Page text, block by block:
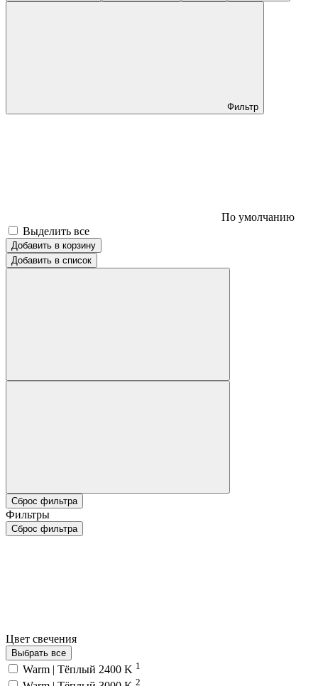
Фильтр
По умолчанию
Выделить все
Добавить в корзину
Добавить в список
Сброс фильтра
Фильтры
Сброс фильтра
Цвет свечения
Выбрать все
Warm | Тёплый 2400 K 1
2